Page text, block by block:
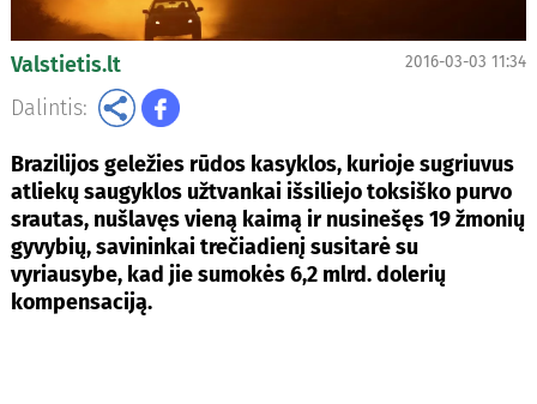
Valstietis.lt 2016-03-03 11:34
Dalintis:
Brazilijos geležies rūdos kasyklos, kurioje sugriuvus
atliekų saugyklos užtvankai išsiliejo toksiško purvo
srautas, nušlavęs vieną kaimą ir nusinešęs 19 žmonių
gyvybių, savininkai trečiadienį susitarė su
vyriausybe, kad jie sumokės 6,2 mlrd. dolerių
kompensaciją.